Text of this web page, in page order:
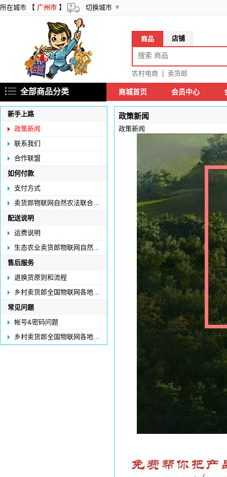
所在城市 【 广州市 】 切换城市 ▼
商品 店铺
农村电商 卖货郎
全部商品分类 商城首页 会员中心
新手上路
政策新闻
联系我们
合作联盟
如何付款
支付方式
卖货郎物联网自然农法联合...
配送说明
运费说明
生态农业卖货郎物联网自然...
售后服务
退换货原则和流程
乡村卖货郎全国物联网各地...
常见问题
帐号&密码问题
乡村卖货郎全国物联网各地...
政策新闻
政策新闻